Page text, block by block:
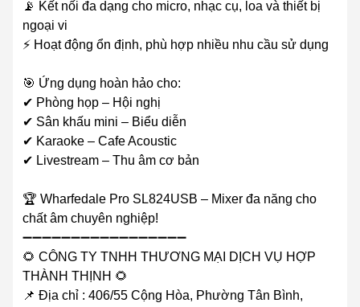
📡 Kết nối đa dạng cho micro, nhạc cụ, loa và thiết bị
ngoại vi
⚡ Hoạt động ổn định, phù hợp nhiều nhu cầu sử dụng
🎯 Ứng dụng hoàn hảo cho:
✔ Phòng họp – Hội nghị
✔ Sân khấu mini – Biểu diễn
✔ Karaoke – Cafe Acoustic
✔ Livestream – Thu âm cơ bản
🏆 Wharfedale Pro SL824USB – Mixer đa năng cho
chất âm chuyên nghiệp!
➖➖➖➖➖➖➖➖➖➖➖➖➖➖➖➖➖
🌻 CÔNG TY TNHH THƯƠNG MẠI DỊCH VỤ HỢP
THÀNH THỊNH 🌻
📌 Địa chỉ : 406/55 Cộng Hòa, Phường Tân Bình,